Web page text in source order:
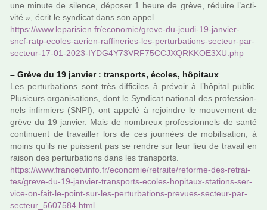
une minute de silence, dépo­­ser 1 heure de grève, réduire l’acti­­
vité », écrit le syn­di­cat dans son appel.
https://www.lepa­ri­sien.fr/eco­no­mie/greve-du-jeudi-19-jan­vier-
sncf-ratp-ecoles-aerien-raf­fi­ne­ries-les-per­tur­ba­tions-sec­teur-par-
sec­teur-17-01-2023-IYDG4Y73VRF75CCJXQRKKOE3XU.php
– Grève du 19 jan­vier : trans­ports, écoles, hôpi­taux
Les per­tur­ba­tions sont très dif­fi­ci­les à pré­voir à l’hôpi­tal public.
Plusieurs orga­ni­sa­tions, dont le Syndicat natio­nal des pro­fes­sion­
nels infir­miers (SNPI), ont appelé à rejoin­dre le mou­ve­ment de
grève du 19 jan­vier. Mais de nom­breux pro­fes­sion­nels de santé
conti­nuent de tra­vailler lors de ces jour­nées de mobi­li­sa­tion, à
moins qu’ils ne puis­sent pas se rendre sur leur lieu de tra­vail en
raison des per­tur­ba­tions dans les trans­ports.
https://www.fran­cet­vinfo.fr/eco­no­mie/retraite/reforme-des-retrai­
tes/greve-du-19-jan­vier-trans­ports-ecoles-hopi­taux-sta­tions-ser­
vice-on-fait-le-point-sur-les-per­tur­ba­tions-pre­vues-sec­teur-par-
sec­teur_5607584.html